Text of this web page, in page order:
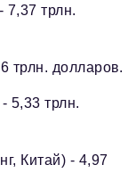
7,37 трлн.
трлн. долларов.
5,33 трлн.
Китай) - 4,97